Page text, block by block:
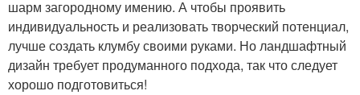
шарм загородному имению. А чтобы проявить
индивидуальность и реализовать творческий потенциал,
лучше создать клумбу своими руками. Но ландшафтный
дизайн требует продуманного подхода, так что следует
хорошо подготовиться!